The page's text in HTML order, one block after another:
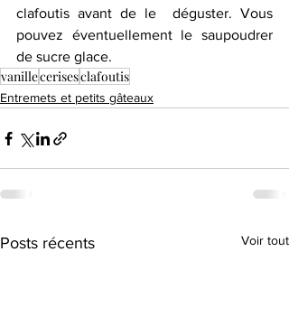
clafoutis avant de le  déguster. Vous
pouvez éventuellement le saupoudrer
de sucre glace.
vanillecerisesclafoutis
Entremets et petits gâteaux
Posts récents Voir tout